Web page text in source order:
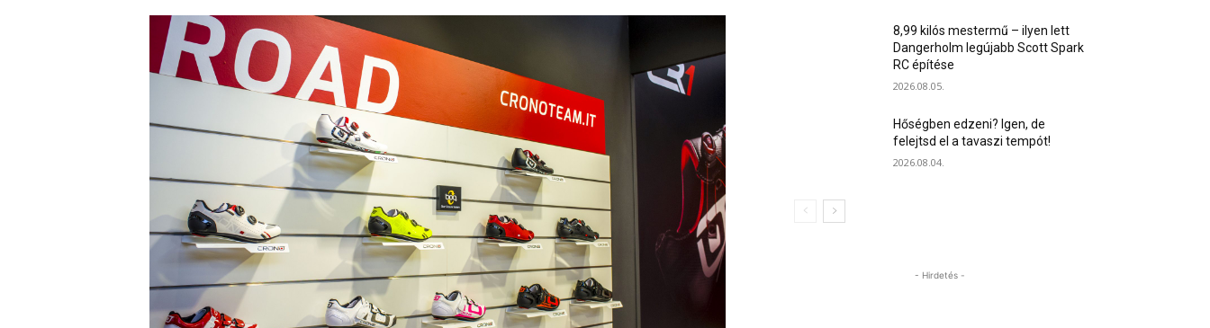
8,99 kilós mestermű – ilyen lett
Dangerholm legújabb Scott Spark
RC építése
2026.08.05.
Hőségben edzeni? Igen, de
felejtsd el a tavaszi tempót!
2026.08.04.
- Hirdetés -